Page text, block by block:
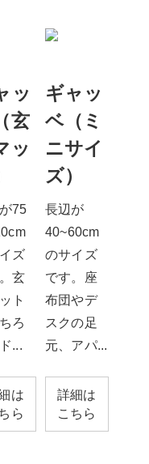
ッ
玄
ッ
75
ズ
玄
ト
ろ
...
は
ら
ギャッ
ベ（ミ
ニサイ
ズ）
長辺が
40~60cm
のサイズ
です。座
布団やデ
スクの足
元、アパ...
詳細は
こちら